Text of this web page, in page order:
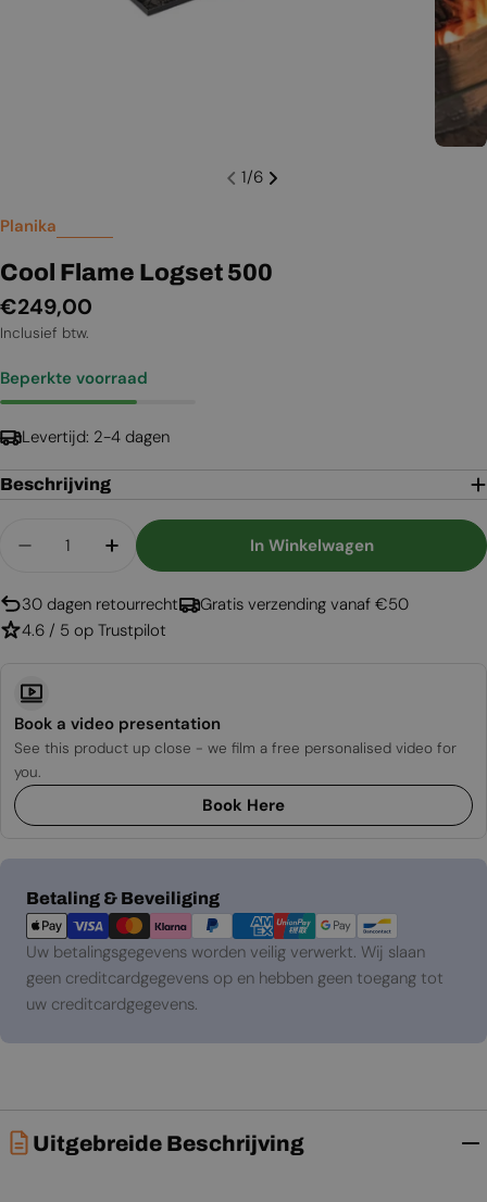
1/6
Planika
Cool Flame Logset 500
Normale
prijs
€249,00
Inclusief btw.
Beperkte voorraad
Levertijd: 2-4 dagen
Beschrijving
Aantal Verlagen Voor Cool Flame Logset 500
Aantal Verhogen Voor Cool Flame
In Winkelwagen
30 dagen retourrecht
Gratis verzending vanaf €50
4.6 / 5 op Trustpilot
Book a video presentation
See this product up close - we film a free personalised video for
you.
Book Here
Betaling & Beveiliging
Betaalmethoden
Uw betalingsgegevens worden veilig verwerkt. Wij slaan
geen creditcardgegevens op en hebben geen toegang tot
uw creditcardgegevens.
Uitgebreide Beschrijving